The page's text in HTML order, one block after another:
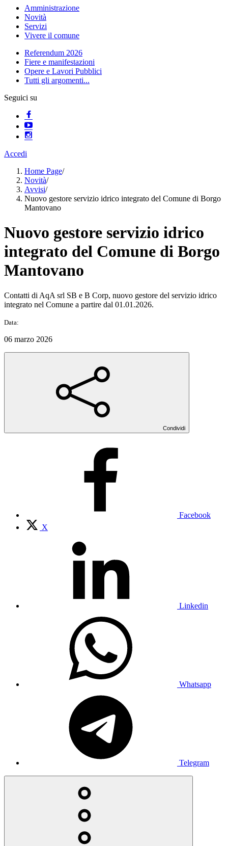
Amministrazione
Novità
Servizi
Vivere il comune
Referendum 2026
Fiere e manifestazioni
Opere e Lavori Pubblici
Tutti gli argomenti...
Seguici su
Accedi
Home Page/
Novità/
Avvisi/
Nuovo gestore servizio idrico integrato del Comune di Borgo
Mantovano
Nuovo gestore servizio idrico
integrato del Comune di Borgo
Mantovano
Contatti di AqA srl SB e B Corp, nuovo gestore del servizio idrico
integrato nel Comune a partire dal 01.01.2026.
Data:
06 marzo 2026
Condividi
Facebook
X
Linkedin
Whatsapp
Telegram